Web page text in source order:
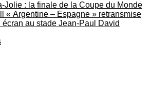
Jolie : la finale de la Coupe du Monde
« Argentine – Espagne » retransmise
écran au stade Jean-Paul David